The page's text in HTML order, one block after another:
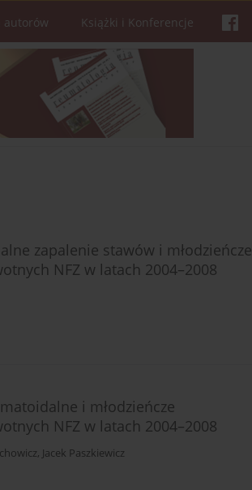
autorów Książki i Konferencje
zapalenie stawów i młodzieńcze
NFZ w latach 2004–2008
i młodzieńcze
NFZ w latach 2004–2008
, Jacek Paszkiewicz